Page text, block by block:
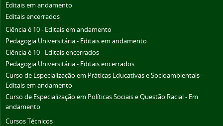
Editais em andamento
Editais encerrados
Ciência é 10 - Editais em andamento
Pedagogia Universitária - Editais em andamento
Ciência é 10 - Editais encerrados
Pedagogia Universitária - Editais encerrados
Curso de Especialização em Práticas Educativas e Socioambientais -
Editais em andamento
Curso de Especialização em Políticas Sociais e Questão Racial - Em
andamento
Cursos Técnicos